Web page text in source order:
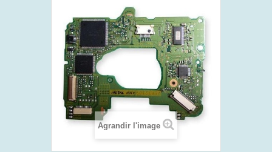
Agrandir l'image